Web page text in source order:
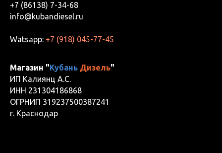
+7 (86138) 7-34-68
info@kubandiesel.ru
Watsapp: +7 (918) 045-77-45
Магазин "Кубань Дизель"
ИП Калиянц А.С.
ИНН 231304186868
ОГРНИП 319237500387241
г. Краснодар